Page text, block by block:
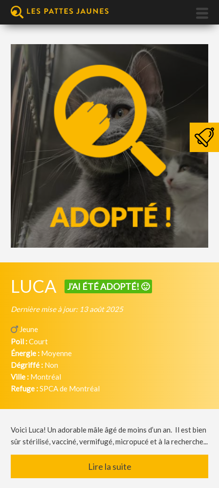
LUCA J'AI ÉTÉ ADOPTÉ! 🙂
Dernière mise à jour: 13 août 2025
Jeune
Poil :Court
Énergie : Moyenne
Dégriffé : Non
Ville : Montréal
Refuge :SPCA de Montréal
Voici Luca! Un adorable mâle âgé de moins d’un an. Il est bien
sûr stérilisé, vacciné, vermifugé, micropucé et à la recherche...
Lire la suite